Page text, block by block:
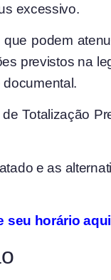
excessivo.
podem
previstos na
Totalização
e as
seu horário aqui